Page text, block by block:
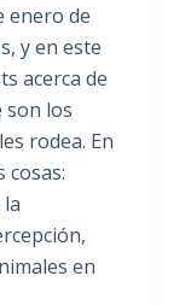
enero de
y en este
acerca de
son los
rodea. En
cosas:
en